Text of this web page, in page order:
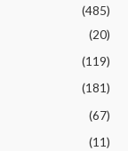
(485)
(20)
(119)
(181)
(67)
(11)